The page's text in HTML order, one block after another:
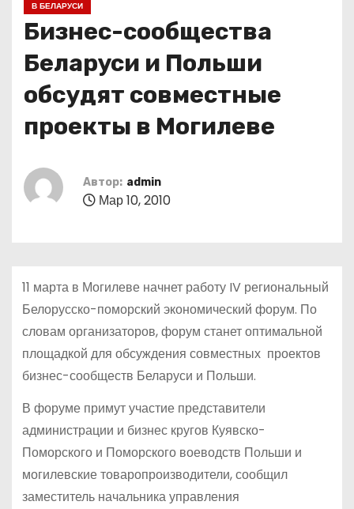
В БЕЛАРУСИ
Бизнес-сообщества
Беларуси и Польши
обсудят совместные
проекты в Могилеве
Автор: admin
Мар 10, 2010
11 марта в Могилеве начнет работу IV региональный
Белорусско-поморский экономический форум. По
словам организаторов, форум станет оптимальной
площадкой для обсуждения совместных проектов
бизнес-сообществ Беларуси и Польши.
В форуме примут участие представители
администрации и бизнес кругов Куявско-
Поморского и Поморского воеводств Польши и
могилевские товаропроизводители, сообщил
заместитель начальника управления